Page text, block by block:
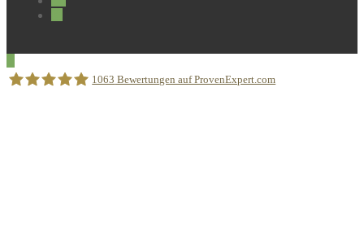
1063 Bewertungen auf ProvenExpert.com